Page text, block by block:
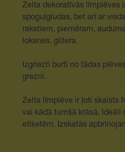
Zelta dekoratīvās līmplēves
spoguļgludas, bet arī ar
rakstiem, piemēram,
loksnes, glitera.
Izgriezti burti no tādas
grezni.
Zelta līmplēve ir ļoti skaists
vai kādā tumšā krāsā. Ideāli
etiķetēm. Izskatās